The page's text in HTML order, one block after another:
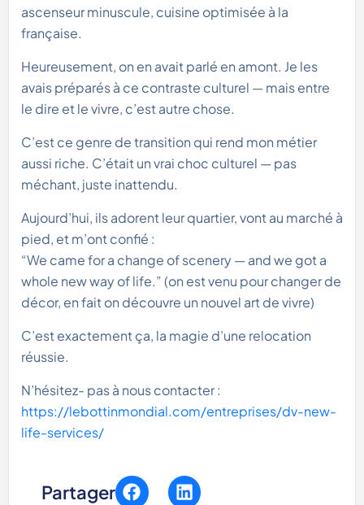
ascenseur minuscule, cuisine optimisée à la
française.
Heureusement, on en avait parlé en amont. Je les
avais préparés à ce contraste culturel — mais entre
le dire et le vivre, c’est autre chose.
C’est ce genre de transition qui rend mon métier
aussi riche. C’était un vrai choc culturel — pas
méchant, juste inattendu.
Aujourd’hui, ils adorent leur quartier, vont au marché à
pied, et m’ont confié :
“We came for a change of scenery — and we got a
whole new way of life.” (on est venu pour changer de
décor, en fait on découvre un nouvel art de vivre)
C’est exactement ça, la magie d’une relocation
réussie.
N’hésitez- pas à nous contacter :
https://lebottinmondial.com/entreprises/dv-new-
life-services/
Partager